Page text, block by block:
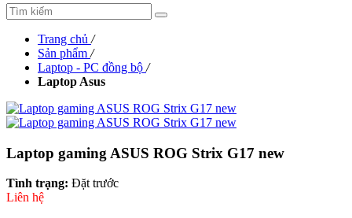
Trang chủ /
Sản phẩm /
Laptop - PC đồng bộ /
Laptop Asus
Laptop gaming ASUS ROG Strix G17 new
Tình trạng: Đặt trước
Liên hệ